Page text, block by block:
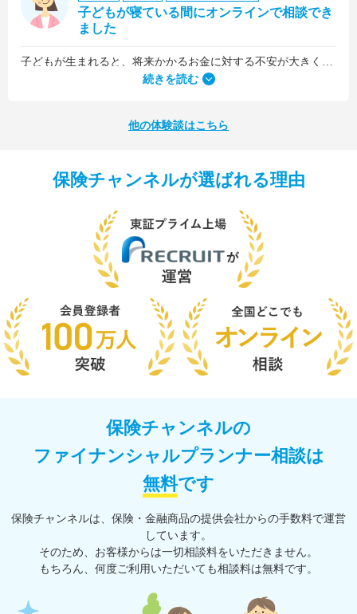
子どもが寝ている間にオンラインで相談でき
ました
何より、とても親身になって対応してくださって大満足。うちと同じように子どもの将来のお金のことで悩んでいる友人にも教えました。
続きを読む
他の体験談はこちら
保険チャンネルが選ばれる理由
保険チャンネルの
ファイナンシャルプランナー相談は
無料です
保険チャンネルは、保険・⾦融商品の提供会社からの⼿数料で運営
しています。
そのため、お客様からは一切相談料をいただきません。
もちろん、何度ご利⽤いただいても相談料は無料です。